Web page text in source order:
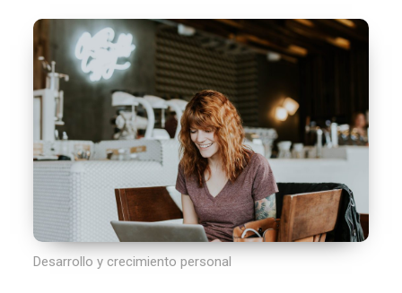
Desarrollo y crecimiento personal